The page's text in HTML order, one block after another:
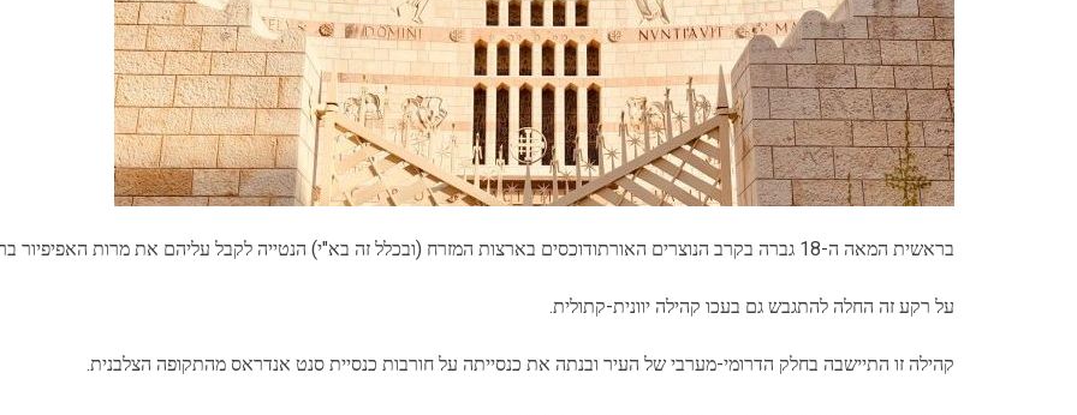
בראשית המאה ה-18 גברה בקרב הנוצרים האורתודוכסים בארצות המזרח (ובכלל זה בא"י) הנטייה לקבל עליהם את מרות האפיפיור ברומא.
על רקע זה החלה להתגבש גם בעכו קהילה יוונית-קתולית.
קהילה זו התיישבה בחלק הדרומי-מערבי של העיר ובנתה את כנסייתה על חורבות כנסיית סנט אנדראס מהתקופה הצלבנית.